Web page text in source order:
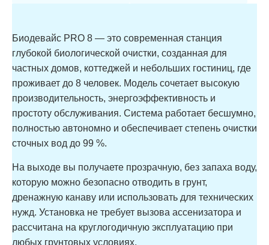
Биодевайс PRO 8 — это современная станция
глубокой биологической очистки, созданная для
частных домов, коттеджей и небольших гостиниц, где
проживает до 8 человек. Модель сочетает высокую
производительность, энергоэффективность и
простоту обслуживания. Система работает бесшумно,
полностью автономно и обеспечивает степень очистки
сточных вод до 99 %.
На выходе вы получаете прозрачную, без запаха воду,
которую можно безопасно отводить в грунт,
дренажную канаву или использовать для технических
нужд. Установка не требует вызова ассенизатора и
рассчитана на круглогодичную эксплуатацию при
любых грунтовых условиях.